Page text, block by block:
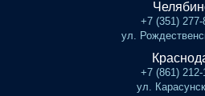
+7 (351) 277-
ул.
+7 (861) 212-
ул.